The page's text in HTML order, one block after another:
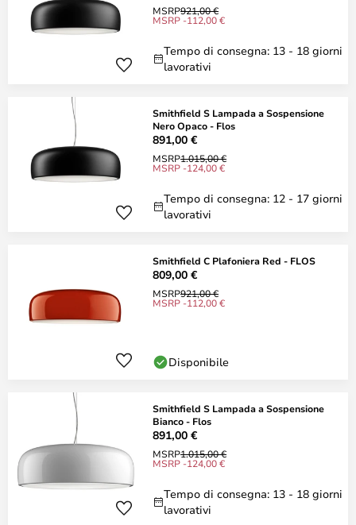
MSRP921,00 €
MSRP -112,00 €
Tempo di consegna: 13 - 18 giorni
lavorativi
Smithfield S Lampada a Sospensione
Nero Opaco - Flos
891,00 €
MSRP1.015,00 €
MSRP -124,00 €
Tempo di consegna: 12 - 17 giorni
lavorativi
Smithfield C Plafoniera Red - FLOS
809,00 €
MSRP921,00 €
MSRP -112,00 €
Disponibile
Smithfield S Lampada a Sospensione
Bianco - Flos
891,00 €
MSRP1.015,00 €
MSRP -124,00 €
Tempo di consegna: 13 - 18 giorni
lavorativi